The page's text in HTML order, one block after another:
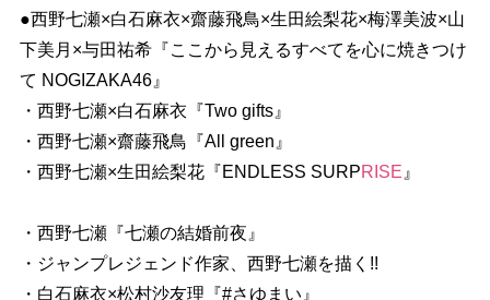
●西野七瀬×白石麻衣×齋藤飛鳥×生田絵梨花×梅澤美波×山
下美月×与田祐希『ここから見えるすべてを心に焼きつけ
て NOGIZAKA46』
・西野七瀬×白石麻衣『Two gifts』
・西野七瀬×齋藤飛鳥『All green』
・西野七瀬×生田絵梨花『ENDLESS SURPRISE 』
・西野七瀬『七瀬の結婚前夜』
・ジャンプレジェンド作家、西野七瀬を描く!!
・白石麻衣×松村沙友理『#さゆまい』